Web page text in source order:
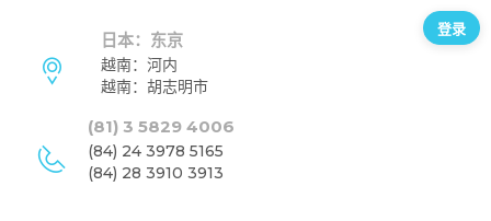
日本：东京
越南：河内
越南：胡志明市
(81) 3 5829 4006
(84) 24 3978 5165
(84) 28 3910 3913
登录